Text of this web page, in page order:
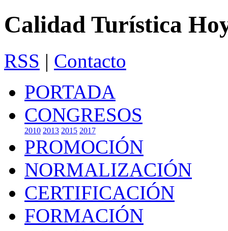
Calidad Turística
RSS | Contacto
PORTADA
CONGRESOS
2010 2013 2015 2017
PROMOCIÓN
NORMALIZACIÓN
CERTIFICACIÓN
FORMACIÓN